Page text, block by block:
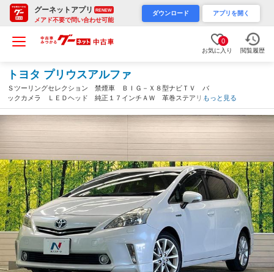
グーネットアプリ RENEW
メアド不要で問い合わせ可能
ダウンロード アプリを開く
0
お気に入り 閲覧履歴
トヨタ プリウスアルファ
Ｓツーリングセレクション 禁煙車 ＢＩＧ－Ｘ８型ナビＴＶ バ
ックカメラ ＬＥＤヘッド 純正１７インチＡＷ 革巻ステアリン
グ ヘッドランプウォッシャー フロントフォグランプ ＥＴＣ
Ｂｌｕｅｔｏｏｔｈ スマートキー（熊本県）
もっと見る